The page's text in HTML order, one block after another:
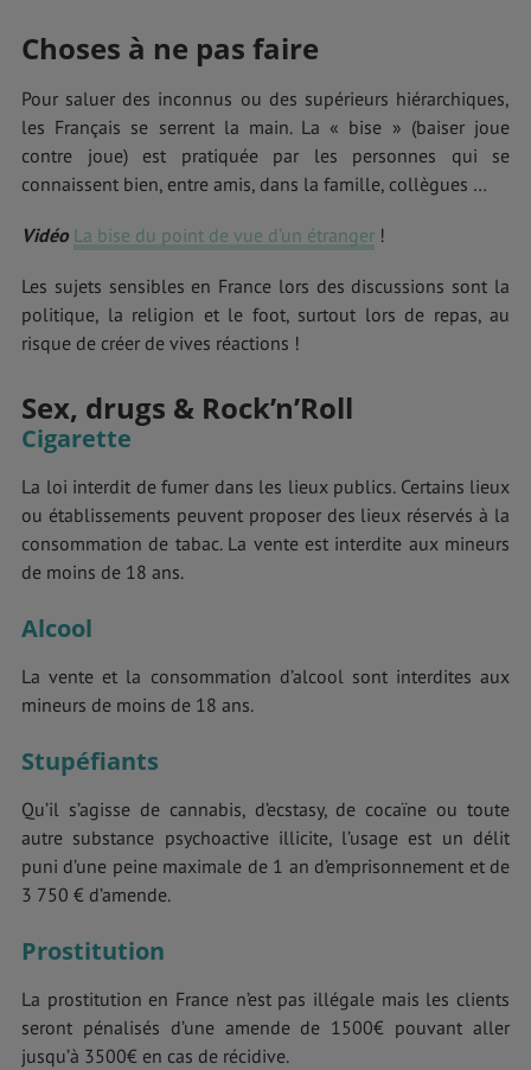
Choses à ne pas faire
Pour saluer des inconnus ou des supérieurs hiérarchiques,
les Français se serrent la main. La « bise » (baiser joue
contre joue) est pratiquée par les personnes qui se
connaissent bien, entre amis, dans la famille, collègues …
Vidéo La bise du point de vue d’un étranger !
Les sujets sensibles en France lors des discussions sont la
politique, la religion et le foot, surtout lors de repas, au
risque de créer de vives réactions !
Sex, drugs & Rock’n’Roll
Cigarette
La loi interdit de fumer dans les lieux publics. Certains lieux
ou établissements peuvent proposer des lieux réservés à la
consommation de tabac. La vente est interdite aux mineurs
de moins de 18 ans.
Alcool
La vente et la consommation d’alcool sont interdites aux
mineurs de moins de 18 ans.
Stupéfiants
Qu’il s’agisse de cannabis, d’ecstasy, de cocaïne ou toute
autre substance psychoactive illicite, l’usage est un délit
puni d’une peine maximale de 1 an d’emprisonnement et de
3 750 € d’amende.
Prostitution
La prostitution en France n’est pas illégale mais les clients
seront pénalisés d’une amende de 1500€ pouvant aller
jusqu’à 3500€ en cas de récidive.